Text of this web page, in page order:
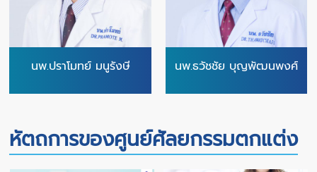
นพ.ปราโมทย์ มนูรังษี นพ.ธวัชชัย บุญพัฒนพงศ์
หัตถการของศูนย์ศัลยกรรมตกแต่ง